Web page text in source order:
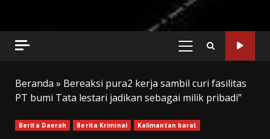
PRIMARY
Beranda » Bereaksi pura2 kerja sambil curi fasilitas
PT bumi Tata lestari jadikan sebagai milik pribadi”
Berita Daerah Berita Kriminal Kalimantan barat